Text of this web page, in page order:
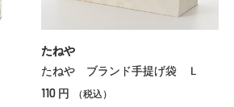
たねや
たねや ブランド手提げ袋 Ｌ
110 円 （税込）